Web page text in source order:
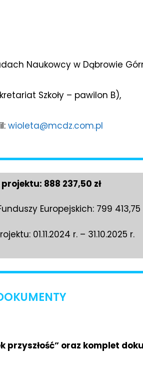
Naukowcy w Dąbrowie
Szkoły – pawilon B),
wioleta@mcdz.com.pl
888 237,50 zł
Europejskich: 799 413,75
01.11.2024 r. – 31.10.2025 r.
przyszłość” oraz komplet